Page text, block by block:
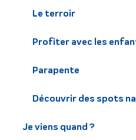
Le terroir
Profiter avec les
Parapente
Découvrir des spots
Je viens quand ?